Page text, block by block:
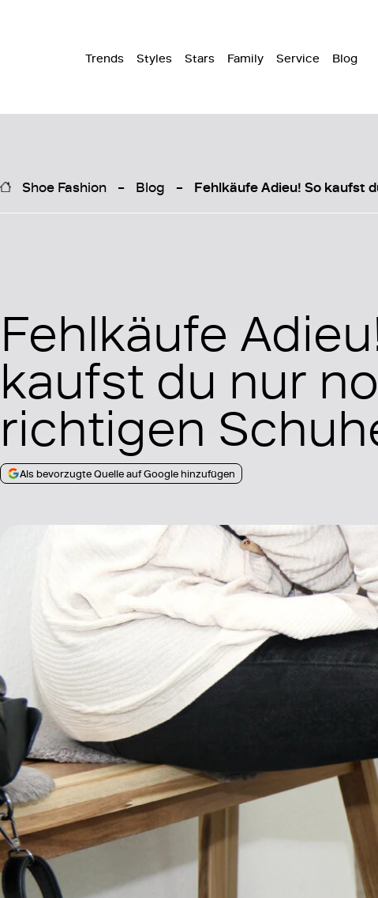
Trends Styles Stars Family Service Blog
Shoe Fashion Blog Fehlkäufe Adieu! So kaufst
Fehlkäufe
kaufst du nur
richtigen
Als bevorzugte Quelle auf Google hinzufügen